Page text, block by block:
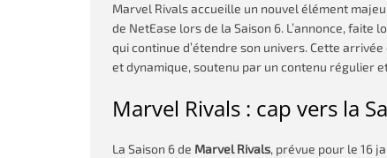
Marvel Rivals accueille un nouvel élément
de NetEase lors de la Saison 6. L’annonce,
qui continue d’étendre son univers. Cette
et dynamique, soutenu par un contenu régulier
Marvel Rivals : cap vers la
La Saison 6 de Marvel Rivals, prévue pour le 16